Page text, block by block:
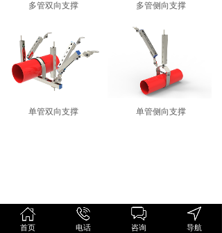
多管双向支撑 多管侧向支撑
单管双向支撑 单管侧向支撑
首页 电话 咨询 导航